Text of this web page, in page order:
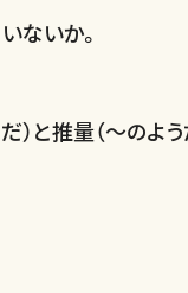
ないか。
）と推量（〜のよ